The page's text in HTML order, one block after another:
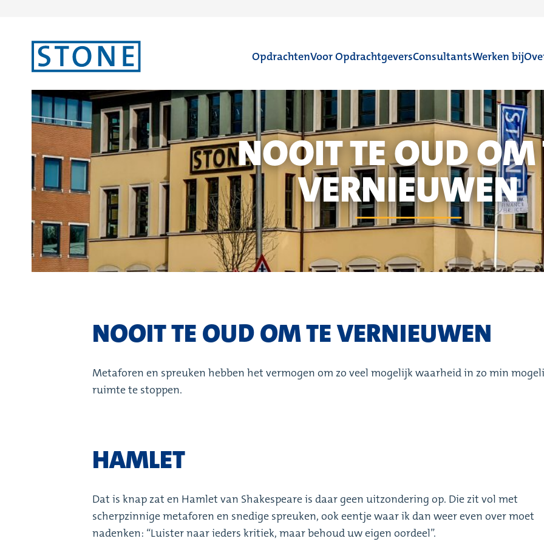
Ga
naar
OpdrachtenVoor OpdrachtgeversConsultantsWerken bij
NOOIT TE OUD OM
VERNIEUWEN
NOOIT TE OUD OM TE VERNIEUWEN
Metaforen en spreuken hebben het vermogen om zo veel mogelijk waarheid in zo min
ruimte te stoppen.
HAMLET
Dat is knap zat en Hamlet van Shakespeare is daar geen uitzondering op. Die zit vol met
scherpzinnige metaforen en snedige spreuken, ook eentje waar ik dan weer even over moet
nadenken: “Luister naar ieders kritiek, maar behoud uw eigen oordeel”.